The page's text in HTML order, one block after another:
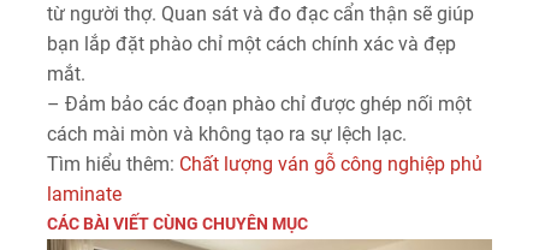
từ người thợ. Quan sát và đo đạc cẩn thận sẽ giúp
bạn lắp đặt phào chỉ một cách chính xác và đẹp
mắt.
– Đảm bảo các đoạn phào chỉ được ghép nối một
cách mài mòn và không tạo ra sự lệch lạc.
Tìm hiểu thêm: Chất lượng ván gỗ công nghiệp phủ
laminate
CÁC BÀI VIẾT CÙNG CHUYÊN MỤC